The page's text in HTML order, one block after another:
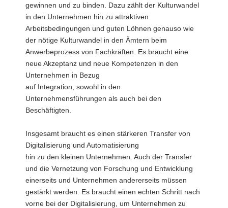
gewinnen und zu binden. Dazu zählt der Kulturwandel
in den Unternehmen hin zu attraktiven
Arbeitsbedingungen und guten Löhnen genauso wie
der nötige Kulturwandel in den Ämtern beim
Anwerbeprozess von Fachkräften. Es braucht eine
neue Akzeptanz und neue Kompetenzen in den
Unternehmen in Bezug
auf Integration, sowohl in den
Unternehmensführungen als auch bei den
Beschäftigten.
Insgesamt braucht es einen stärkeren Transfer von
Digitalisierung und Automatisierung
hin zu den kleinen Unternehmen. Auch der Transfer
und die Vernetzung von Forschung und Entwicklung
einerseits und Unternehmen andererseits müssen
gestärkt werden. Es braucht einen echten Schritt nach
vorne bei der Digitalisierung, um Unternehmen zu